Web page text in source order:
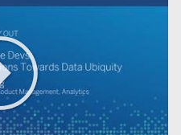
Play